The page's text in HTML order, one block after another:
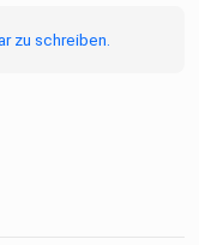
zu schreiben.